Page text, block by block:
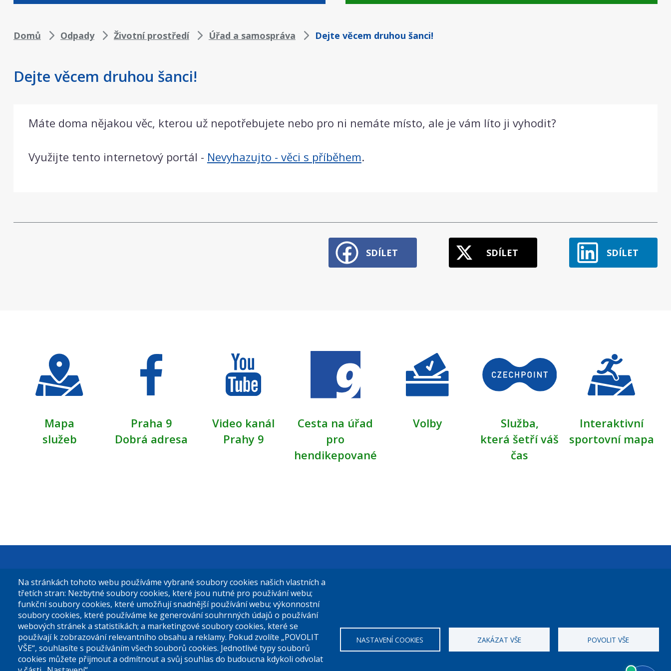
Drobečková
Domů Odpady Životní prostředí Úřad a samospráva Dejte věcem druhou šanci!
Dejte věcem druhou šanci!
Máte doma nějakou věc, kterou už nepotřebujete nebo pro ni nemáte místo, ale je vám líto ji vyhodit?
Využijte tento internetový portál - Nevyhazujto - věci s příběhem.
SDÍLET SDÍLET SDÍLET
Mapa
služeb
Praha 9
Dobrá adresa
Video kanál
Prahy 9
Cesta na úřad
pro
hendikepované
Volby
Služba,
která šetří váš
čas
Interaktivní
sportovní mapa
Městská část Praha 9
Sokolovská 14/324
180 49 Praha 9
Tel. ústředna:283 091 111
El. podatelna (s el. podpisem):
posta@praha9.cz
El. podatelna (bez el. podpisu):
podatelna@praha9.cz
Úřední hodiny
nddbppc
Na stránkách tohoto webu používáme vybrané soubory cookies našich vlastních a
třetích stran: Nezbytné soubory cookies, které jsou nutné pro používání webu;
funkční soubory cookies, které umožňují snadnější používání webu; výkonnostní
soubory cookies, které používáme ke generování souhrnných údajů o používání
webových stránek a statistikách; a marketingové soubory cookies, které se
používají k zobrazování relevantního obsahu a reklamy. Pokud zvolíte „POVOLIT
VŠE“, souhlasíte s používáním všech souborů cookies. Jednotlivé typy souborů
cookies můžete přijmout a odmítnout a svůj souhlas do budoucna kdykoli odvolat
NASTAVENÍ COOKIES ZAKÁZAT VŠE POVOLIT VŠE